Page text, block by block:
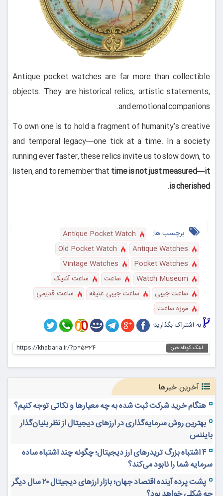
Antique pocket watches are far more than collectible
objects. They are historical relics, artistic statements,
and emotional companions.
To own one is to hold a fragment of humanity’s creative
and temporal legacy—one tick at a time. In a society
running ever faster, these relics invite us to slow down, to
listen, and to remember that time is not just measured—it
is cherished
.
برچسب ها:
Antique Pocket Watch
Antique Watches
Old Pocket Watch
Pocket Watches
Vintage Watches
Watch Museum
ساعت
ساعت آنتیک
ساعت جیبی
ساعت جیبی عتیقه
ساعت قدیمی
موزه ساعت
به اشتراک بگذارید:
لینک کوتاه خبر: https://khabaria.ir/?p=5324
آخرین خبرها
هنگام خرید شرکت ثبت شده به چه معیارها و نکاتی توجه کنیم؟
بهترین روش سرمایه‌گذاری در ارزهای دیجیتال از نظر بنیان‌گذار
بایننس
۴ اشتباه بزرگ تریدرهای ارز دیجیتال؛ چگونه چند اشتباه ساده
سرمایه شما را نابود می‌کند؟
پشت پرده آینده اقتصاد جهان؛ بازار ارزهای دیجیتال ۲۰ سال دیگر